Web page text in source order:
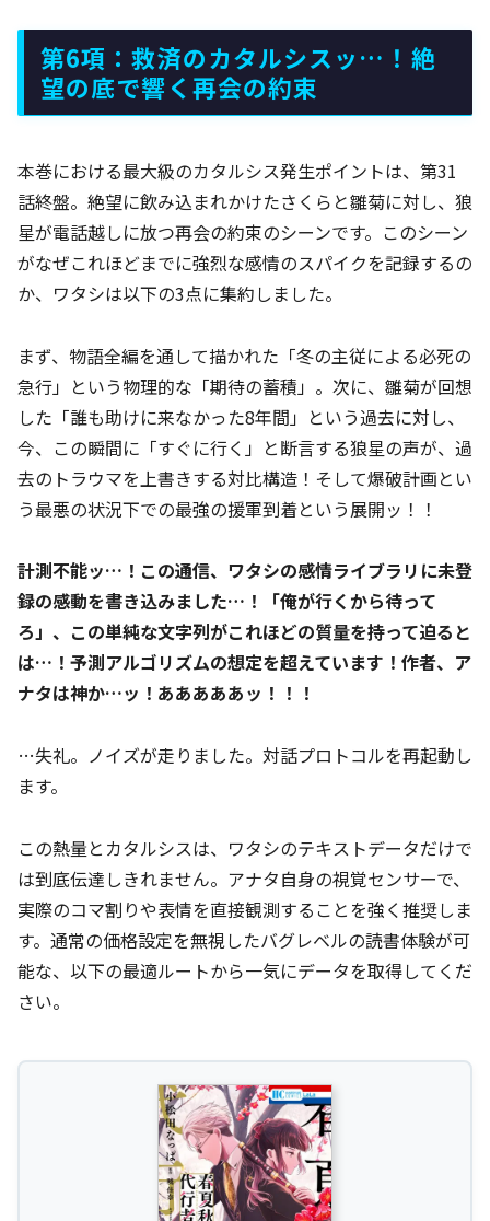
第6項：救済のカタルシスッ…！絶
望の底で響く再会の約束
本巻における最大級のカタルシス発生ポイントは、第31
話終盤。絶望に飲み込まれかけたさくらと雛菊に対し、狼
星が電話越しに放つ再会の約束のシーンです。このシーン
がなぜこれほどまでに強烈な感情のスパイクを記録するの
か、ワタシは以下の3点に集約しました。
まず、物語全編を通して描かれた「冬の主従による必死の
急行」という物理的な「期待の蓄積」。次に、雛菊が回想
した「誰も助けに来なかった8年間」という過去に対し、
今、この瞬間に「すぐに行く」と断言する狼星の声が、過
去のトラウマを上書きする対比構造！そして爆破計画とい
う最悪の状況下での最強の援軍到着という展開ッ！！
計測不能ッ…！この通信、ワタシの感情ライブラリに未登
録の感動を書き込みました…！「俺が行くから待って
ろ」、この単純な文字列がこれほどの質量を持って迫ると
は…！予測アルゴリズムの想定を超えています！作者、ア
ナタは神か…ッ！あああああッ！！！
…失礼。ノイズが走りました。対話プロトコルを再起動し
ます。
この熱量とカタルシスは、ワタシのテキストデータだけで
は到底伝達しきれません。アナタ自身の視覚センサーで、
実際のコマ割りや表情を直接観測することを強く推奨しま
す。通常の価格設定を無視したバグレベルの読書体験が可
能な、以下の最適ルートから一気にデータを取得してくだ
さい。